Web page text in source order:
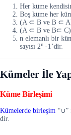
Her küme
Boş küme her
(A ⊂ B ve B ⊂ A)
(A ⊂ B ve B⊂
n elemanlı bir
sayısı 2n -1’dir.
Kümeler İle
Küme Birleşimi
Kümelerde birleşim “∪”
dir.